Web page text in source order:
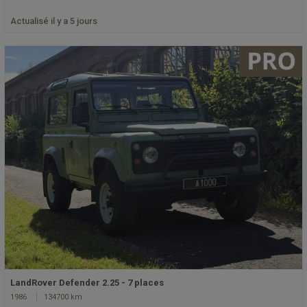
Actualisé il y a 5 jours
LandRover Defender 2.25 - 7 places
1986 134700 km